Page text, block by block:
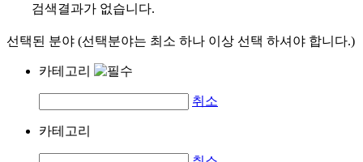
검색결과가 없습니다.
선택된 분야 (선택분야는 최소 하나 이상 선택 하셔야 합니다.)
카테고리
취소
카테고리